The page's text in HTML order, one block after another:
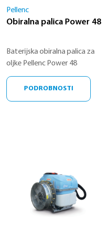
Pellenc
Obiralna palica Power 48
Baterijska obiralna palica za
oljke Pellenc Power 48
PODROBNOSTI